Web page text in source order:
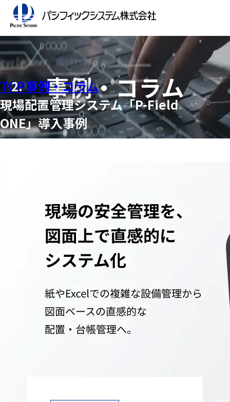
事例・コラム
TOP事例・コラム
現場配置管理システム「P-Field
ONE」導入事例